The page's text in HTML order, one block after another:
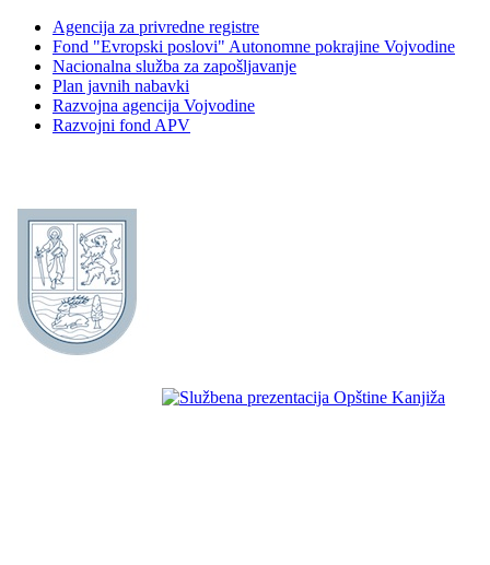
Agencija za privredne registre
Fond "Evropski poslovi" Autonomne pokrajine Vojvodine
Nacionalna služba za zapošljavanje
Plan javnih nabavki
Razvojna agencija Vojvodine
Razvojni fond APV